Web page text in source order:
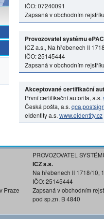
IČO: 07240091
Zapsaná v obchodním
Provozovatel systému
ICZ a.s., Na hřebenech II
IČO: 25145444
Zapsaná v obchodním
Akceptované certifikační
První certifikační autorita, a.s.
Česká pošta, a.s.
eIdentity a.s. www.eidentity.cz
Praze
PROVOZOVATEL
ICZ a.s.
Na hřebenech II 1718/10,
IČO: 25145444
Zapsaná v obchodním
pod sp.zn. B 4840